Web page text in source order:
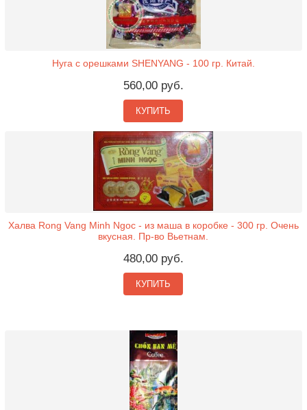
Нуга с орешками SHENYANG - 100 гр. Китай.
560,00 руб.
КУПИТЬ
Халва Rong Vang Minh Ngoc - из маша в коробке - 300 гр. Очень
вкусная. Пр-во Вьетнам.
480,00 руб.
КУПИТЬ